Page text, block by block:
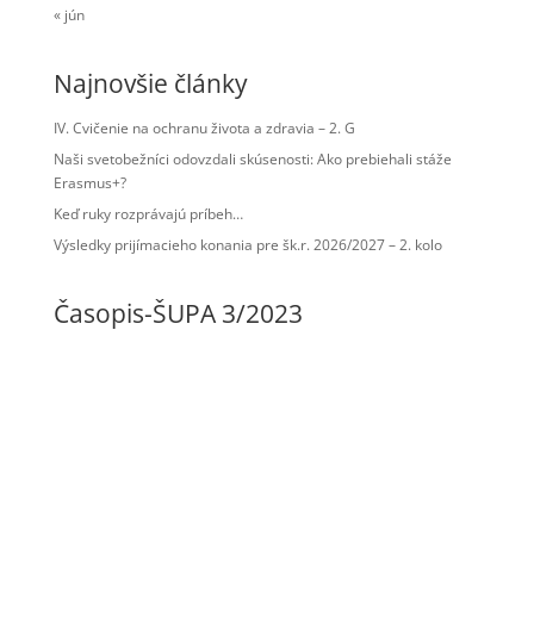
« jún
Najnovšie články
IV. Cvičenie na ochranu života a zdravia – 2. G
Naši svetobežníci odovzdali skúsenosti: Ako prebiehali stáže
Erasmus+?
Keď ruky rozprávajú príbeh…
Výsledky prijímacieho konania pre šk.r. 2026/2027 – 2. kolo
Časopis-ŠUPA 3/2023